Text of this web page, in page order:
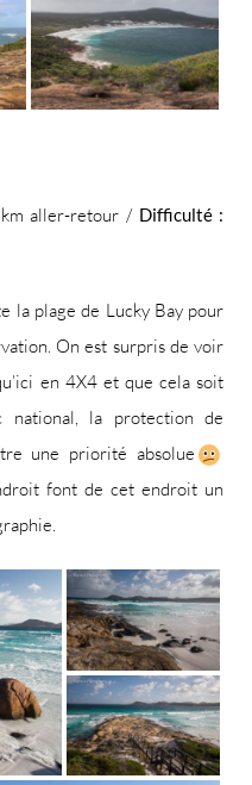
aller-retour /Difficulté :
la plage de Lucky Bay pour
On est surpris de voir
en 4X4 et que cela soit
national, la protection de
une priorité absolue
font de cet endroit un